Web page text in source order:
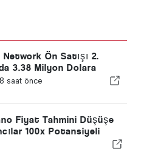
Network Ön Satışı 2.
3.38 Milyon Dolara
XRP Anahtar Direnci
8 saat önce
Fiyat Tahmini Düşüşe
100x Potansiyeli
2.23 Milyon Dolara